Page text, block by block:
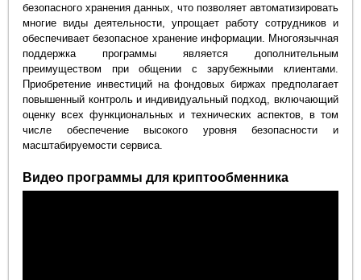
безопасного хранения данных, что позволяет автоматизировать
многие виды деятельности, упрощает работу сотрудников и
обеспечивает безопасное хранение информации. Многоязычная
поддержка программы является дополнительным
преимуществом при общении с зарубежными клиентами.
Приобретение инвестиций на фондовых биржах предполагает
повышенный контроль и индивидуальный подход, включающий
оценку всех функциональных и технических аспектов, в том
числе обеспечение высокого уровня безопасности и
масштабируемости сервиса.
Видео программы для криптообменника